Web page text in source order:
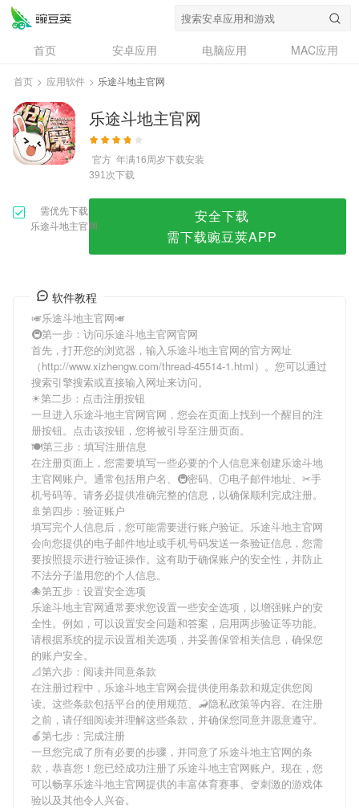
首页 安卓应用 电脑应用
MAC应用
资讯
专题
问答
首页 > 应用软件 > 乐途斗地主官网
乐途斗地主官网
官方 年满16周岁下载安装
391次下载
需优先下载
乐途斗地主官网
安全下载
需下载豌豆荚APP
软件教程
🎺乐途斗地主官网🎺
🚇第一步：访问乐途斗地主官网官网
首先，打开您的浏览器，输入乐途斗地主官网的官方网址
（http://www.xizhengw.com/thread-45514-1.html）。您可以通过
搜索引擎搜索或直接输入网址来访问。
☀第二步：点击注册按钮
一旦进入乐途斗地主官网官网，您会在页面上找到一个醒目的注
册按钮。点击该按钮，您将被引导至注册页面。
🍽第三步：填写注册信息
在注册页面上，您需要填写一些必要的个人信息来创建乐途斗地
主官网账户。通常包括用户名、🚇密码、🕖电子邮件地址、✂手
机号码等。请务必提供准确完整的信息，以确保顺利完成注册。
🚢第四步：验证账户
填写完个人信息后，您可能需要进行账户验证。乐途斗地主官网
会向您提供的电子邮件地址或手机号码发送一条验证信息，您需
要按照提示进行验证操作。这有助于确保账户的安全性，并防止
不法分子滥用您的个人信息。
🐙第五步：设置安全选项
乐途斗地主官网通常要求您设置一些安全选项，以增强账户的安
全性。例如，可以设置安全问题和答案，启用两步验证等功能。
请根据系统的提示设置相关选项，并妥善保管相关信息，确保您
的账户安全。
📐第六步：阅读并同意条款
在注册过程中，乐途斗地主官网会提供使用条款和规定供您阅
读。这些条款包括平台的使用规范、🦂隐私政策等内容。在注册
之前，请仔细阅读并理解这些条款，并确保您同意并愿意遵守。
🍎第七步：完成注册
一旦您完成了所有必要的步骤，并同意了乐途斗地主官网的条
款，恭喜您！您已经成功注册了乐途斗地主官网账户。现在，您
可以畅享乐途斗地主官网提供的丰富体育赛事、🍨刺激的游戏体
验以及其他令人兴奋。